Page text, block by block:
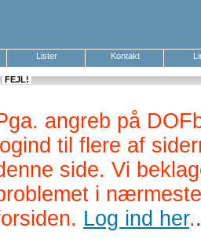
Lister Kontakt
FEJL!
angreb på
logind til flere af
side. Vi
i
Log ind her..